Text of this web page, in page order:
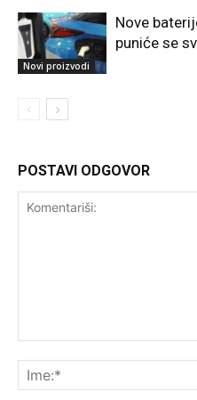
Novi proizvodi
Nove
puniće se
POSTAVI ODGOVOR